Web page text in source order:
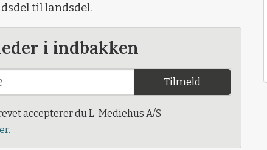
til landsdel.
i indbakken
Tilmeld
accepterer du L-Mediehus A/S